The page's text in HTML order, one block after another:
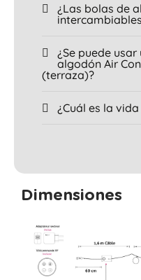
¿Las bolas de
¿Se puede
algodón Air
(terraza)?
¿Cuál es la
Dimensiones